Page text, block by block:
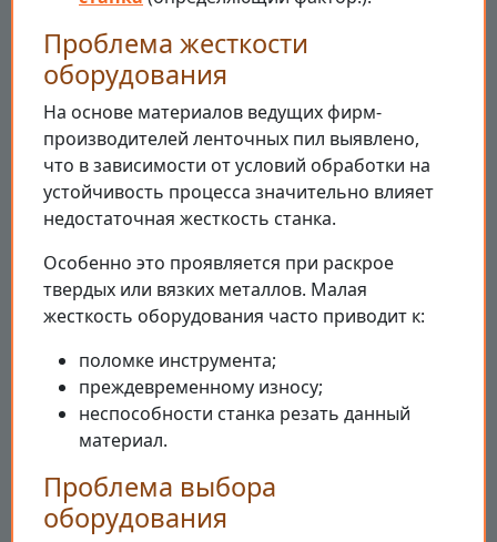
Проблема жесткости
оборудования
На основе материалов ведущих фирм-
производителей ленточных пил выявлено,
что в зависимости от условий обработки на
устойчивость процесса значительно влияет
недостаточная жесткость станка.
Особенно это проявляется при раскрое
твердых или вязких металлов. Малая
жесткость оборудования часто приводит к:
поломке инструмента;
преждевременному износу;
неспособности станка резать данный
материал.
Проблема выбора
оборудования